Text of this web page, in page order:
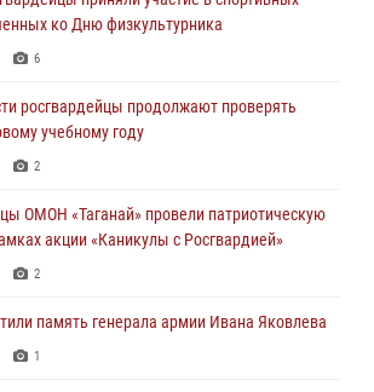
ко Дню физкультурника
6
росгвардейцы продолжают проверять
учебному году
2
ОМОН «Таганай» провели патриотическую
акции «Каникулы с Росгвардией»
2
память генерала армии Ивана Яковлева
1